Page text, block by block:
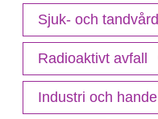
Sjuk- och tandvård
Radioaktivt avfall
Industri och handel